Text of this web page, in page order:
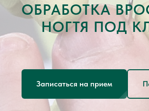
О клинике
Акции
Отзывы
Контакты
ОБРАБОТКА
НОГТЯ ПОД
Записаться на прием